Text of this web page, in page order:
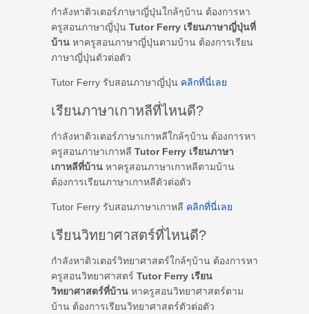
กำลังหาติวเตอร์ภาษาญี่ปุ่นใกล้ๆบ้าน ต้องการหา
ครูสอนภาษาญี่ปุ่น Tutor Ferry เรียนภาษาญี่ปุ่นที่
บ้าน หาครูสอนภาษาญี่ปุ่นตามบ้าน ต้องการเรียน
ภาษาญี่ปุ่นตัวต่อตัว
Tutor Ferry รับสอนภาษาญี่ปุ่น คลิกที่นี่เลย
เรียนภาษาเกาหลีที่ไหนดี?
กำลังหาติวเตอร์ภาษาเกาหลีใกล้ๆบ้าน ต้องการหา
ครูสอนภาษาเกาหลี Tutor Ferry เรียนภาษา
เกาหลีที่บ้าน หาครูสอนภาษาเกาหลีตามบ้าน
ต้องการเรียนภาษาเกาหลีตัวต่อตัว
Tutor Ferry รับสอนภาษาเกาหลี คลิกที่นี่เลย
เรียนวิทยาศาสตร์ที่ไหนดี?
กำลังหาติวเตอร์วิทยาศาสตร์ใกล้ๆบ้าน ต้องการหา
ครูสอนวิทยาศาสตร์ Tutor Ferry เรียน
วิทยาศาสตร์ที่บ้าน หาครูสอนวิทยาศาสตร์ตาม
บ้าน ต้องการเรียนวิทยาศาสตร์ตัวต่อตัว